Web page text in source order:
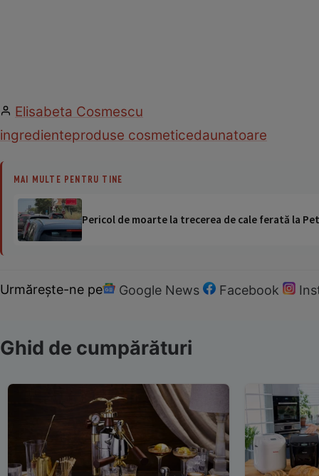
Elisabeta Cosmescu
ingredienteproduse cosmeticedaunatoare
MAI MULTE PENTRU TINE
Pericol de moarte la trecerea de cale ferată la
Urmărește-ne pe Google News Facebook
Ghid de cumpărături